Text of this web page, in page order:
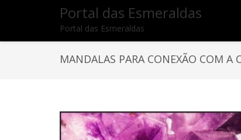
Portal das Esmeraldas
Portal das Esmeraldas
MANDALAS PARA CONEXÃO COM A